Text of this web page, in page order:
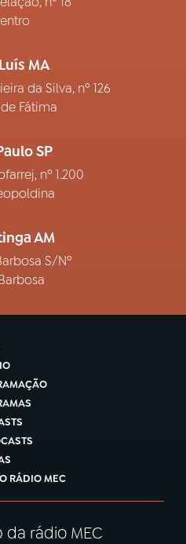
MA
da Silva, nº 126
Fátima
SP
nº 1.200
AM
S/Nº
RÁDIO MEC
da rádio MEC